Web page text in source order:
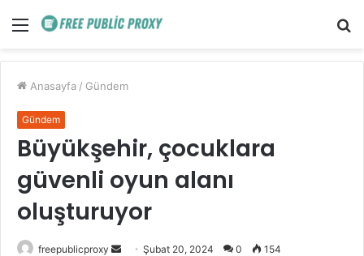
Menü
Anasayfa / Gündem
Gündem
Büyükşehir, çocuklara
güvenli oyun alanı
oluşturuyor
freepublicproxy
Bir
Şubat 20, 2024 0 154